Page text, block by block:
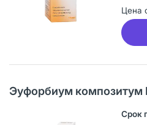
Цена
Эуфорбиум композитум